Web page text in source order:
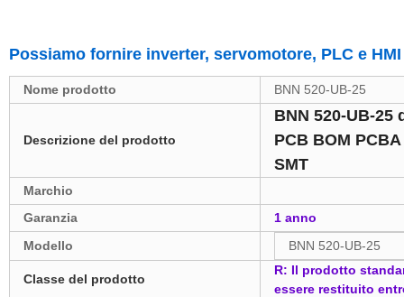
Possiamo fornire inverter, servomotore, PLC e
Nome prodotto BNN 520-UB-25
Descrizione del prodotto
BNN 520-UB-25
PCB BOM
SMT
Marchio
Garanzia
1 anno
Modello
BNN 520-UB-25
Classe del prodotto
R: Il prodotto
essere restituito